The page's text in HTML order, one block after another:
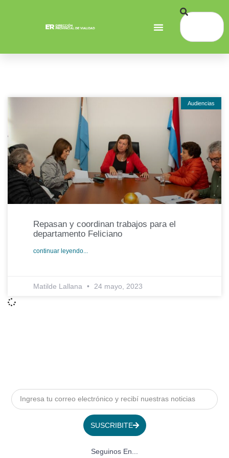
Audiencias
Repasan y coordinan trabajos para el
departamento Feliciano
continuar leyendo...
Matilde Lallana 24 mayo, 2023
SUSCRIBITE
Seguinos En...